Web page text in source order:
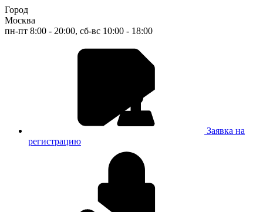
Город
Москва
пн-пт 8:00 - 20:00, сб-вс 10:00 - 18:00
Заявка на
регистрацию